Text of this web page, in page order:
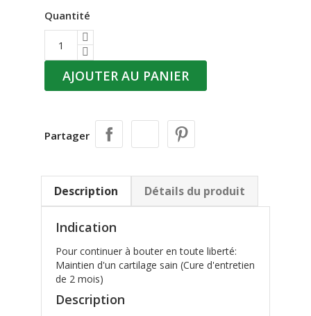
Quantité
AJOUTER AU PANIER
Partager
Description Détails du produit
Indication
Pour continuer à bouter en toute liberté:
Maintien d'un cartilage sain (Cure d'entretien
de 2 mois)
Description